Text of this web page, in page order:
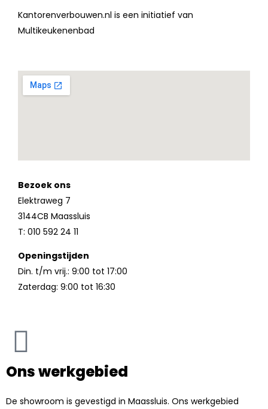
Kantorenverbouwen.nl is een initiatief van
Multikeukenenbad
Bezoek ons
Elektraweg 7
3144CB Maassluis
T: 010 592 24 11
Openingstijden
Din. t/m vrij.: 9:00 tot 17:00
Zaterdag: 9:00 tot 16:30
Ons werkgebied
De showroom is gevestigd in Maassluis. Ons werkgebied